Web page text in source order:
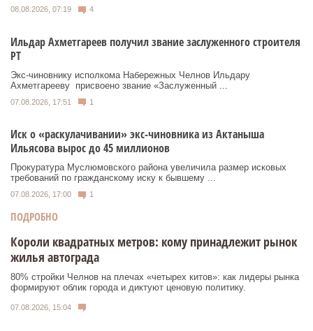
08.08.2026, 07:19 4
Ильдар Ахметгареев получил звание заслуженного строителя
РТ
Экс‑чиновнику исполкома Набережных Челнов Ильдару
Ахметгарееву присвоено звание «Заслуженный ...
07.08.2026, 17:51 1
Иск о «раскулачивании» экс-чиновника из Актаныша
Ильясова вырос до 45 миллионов
Прокуратура Муслюмовского района увеличила размер исковых
требований по гражданскому иску к бывшему ...
07.08.2026, 17:00 1
ПОДРОБНО
Короли квадратных метров: кому принадлежит рынок
жилья автограда
80% стройки Челнов на плечах «четырех китов»: как лидеры рынка
формируют облик города и диктуют ценовую политику.
07.08.2026, 15:04